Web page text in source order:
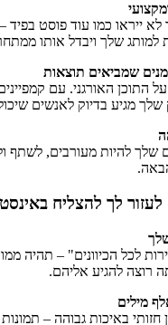
ייראו כמו עוד פוסט בפיד
שלך ויבדל אותו
שמביאים תוצאות
התוכן האורגני. עם
מגיע בדיוק לאנשים
שלך להיות מעורבים, לשתף
לכל הכיוונים" – תהיה
רוצה להגיע אליהם.
מילים
באיכות גבוהה –